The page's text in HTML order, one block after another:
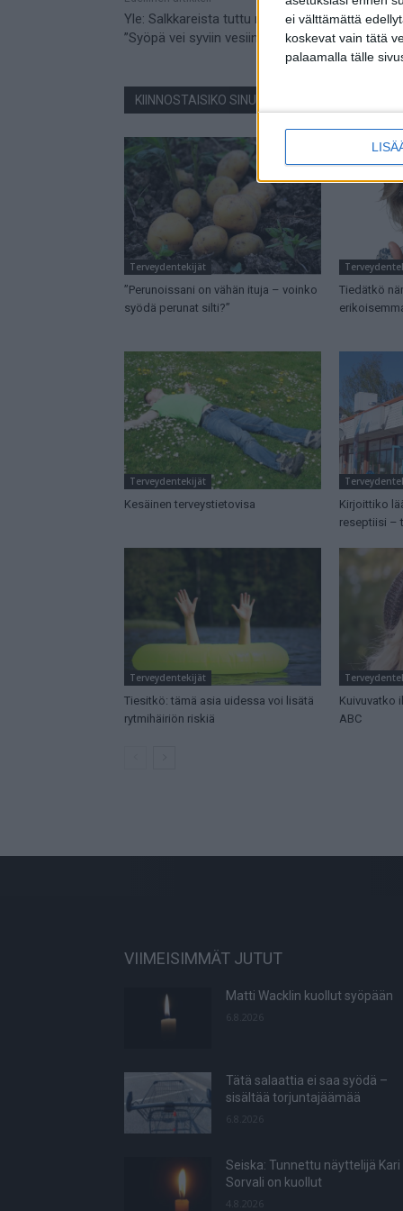
ei välttämättä
koskevat vain tätä
palaamalla tälle
Yle: Salkkareista tuttu näyttelijä Tarja
”Syöpä vei syviin vesiin”
KIINNOSTAISIKO SINUA NÄMÄ JUTUT?
Terveydentekijät
”Perunoissani on vähän ituja – voinko
syödä perunat silti?”
Tiedätkö
Terveydentekijät
Kesäinen terveystietovisa
Kirjoittiko
reseptiisi –
Terveydentekijät
Tiesitkö: tämä asia uidessa voi lisätä
rytmihäiriön riskiä
Kuivuvatko
ABC
VIIMEISIMMÄT JUTUT
Matti Wacklin kuollut syöpään
6.8.2026
Tätä salaattia ei saa syödä –
sisältää torjuntajäämää
6.8.2026
Seiska: Tunnettu näyttelijä Kari
Sorvali on kuollut
4.8.2026